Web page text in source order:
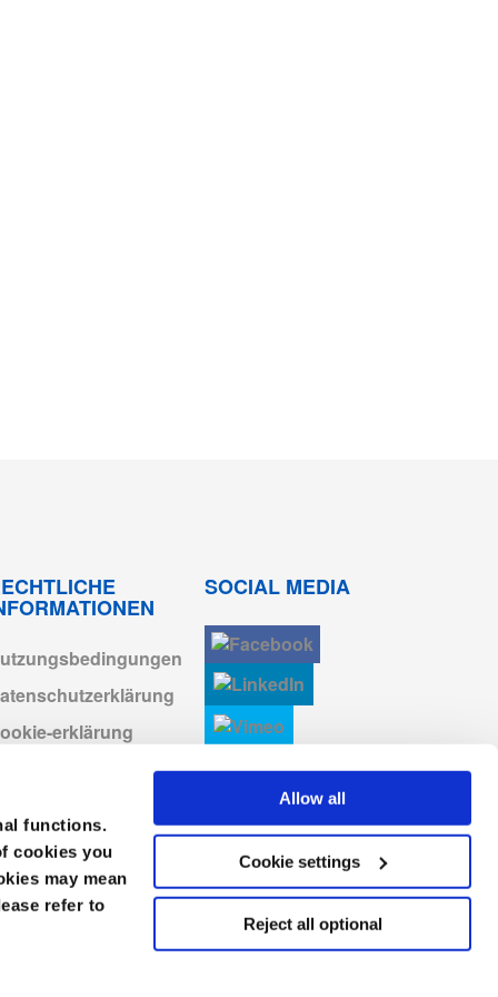
functions.
cookies you
may mean
refer to
Allow all
Cookie settings
Reject all optional
erklärung
SOCIAL MEDIA